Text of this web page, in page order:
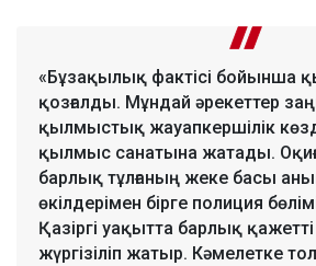
«Бұзақылық фактісі бойынша
қозғалды. Мұндай әрекеттер
қылмыстық жауапкершілік
қылмыс санатына жатады.
барлық тұлғаның жеке басы
өкілдерімен бірге полиция
Қазіргі уақытта барлық қажетті
жүргізіліп жатыр. Кәмелетке